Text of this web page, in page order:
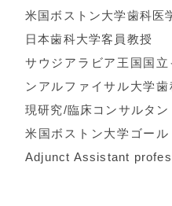
米国ボストン大学歯科医
日本歯科大学客員教授
サウジアラビア王国国
ンアルファイサル大学
現研究/臨床コンサルタン
米国ボストン大学ゴー
Adjunct Assistant